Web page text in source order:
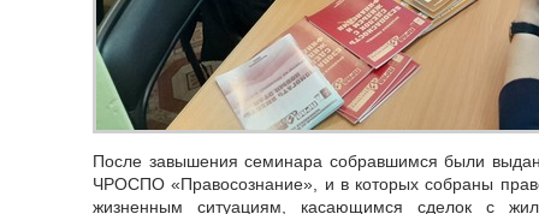
После завышения семинара собравшимся были
ЧРОСПО «Правосознание», и в которых собраны
жизненным ситуациям, касающимся сделок с